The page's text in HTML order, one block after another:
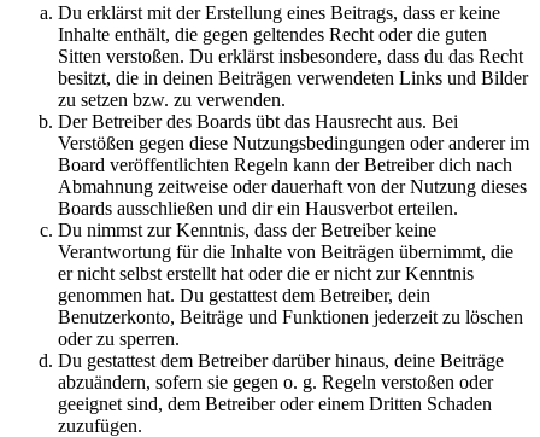
Du erklärst mit der Erstellung eines Beitrags, dass er keine
Inhalte enthält, die gegen geltendes Recht oder die guten
Sitten verstoßen. Du erklärst insbesondere, dass du das Recht
besitzt, die in deinen Beiträgen verwendeten Links und Bilder
zu setzen bzw. zu verwenden.
Der Betreiber des Boards übt das Hausrecht aus. Bei
Verstößen gegen diese Nutzungsbedingungen oder anderer im
Board veröffentlichten Regeln kann der Betreiber dich nach
Abmahnung zeitweise oder dauerhaft von der Nutzung dieses
Boards ausschließen und dir ein Hausverbot erteilen.
Du nimmst zur Kenntnis, dass der Betreiber keine
Verantwortung für die Inhalte von Beiträgen übernimmt, die
er nicht selbst erstellt hat oder die er nicht zur Kenntnis
genommen hat. Du gestattest dem Betreiber, dein
Benutzerkonto, Beiträge und Funktionen jederzeit zu löschen
oder zu sperren.
Du gestattest dem Betreiber darüber hinaus, deine Beiträge
abzuändern, sofern sie gegen o. g. Regeln verstoßen oder
geeignet sind, dem Betreiber oder einem Dritten Schaden
zuzufügen.